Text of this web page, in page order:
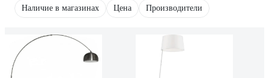
Наличие в магазинах Цена Производители